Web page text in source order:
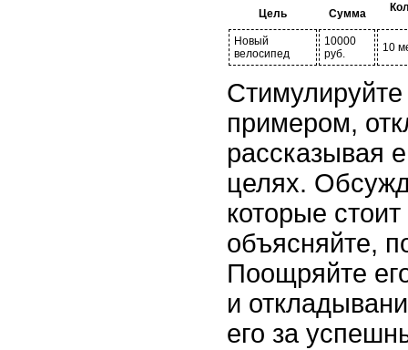
Цель Сумма
Новый
велосипед
10000
руб.
10
примером,
рассказывая
целях.
которые
объясняйте,
Поощряйте
и
его за